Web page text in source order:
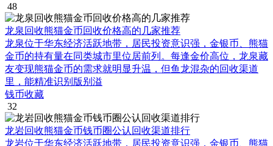
48
龙泉回收熊猫金币回收价格高的几家推荐
龙泉位于华东经济活跃地带，居民投资意识强，金银币、熊猫
金币的持有量在同类城市里位居前列。每逢金价高位，龙泉藏
友变现熊猫金币的需求就明显升温，但鱼龙混杂的回收渠道
里，能精准识别版别溢
钱币收藏
32
龙岩回收熊猫金币钱币圈公认回收渠道排行
龙岩位于华东经济活跃地带，居民投资意识强，金银币、熊猫